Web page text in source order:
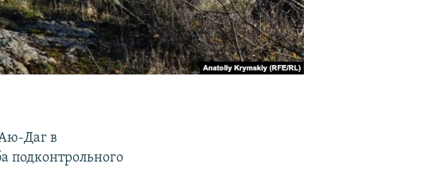
Даг в
подконтрольного